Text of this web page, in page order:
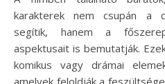
karakterek nem csupán a
segítik, hanem a
aspektusait is bemutatják.
komikus vagy drámai
amelyek feloldják a